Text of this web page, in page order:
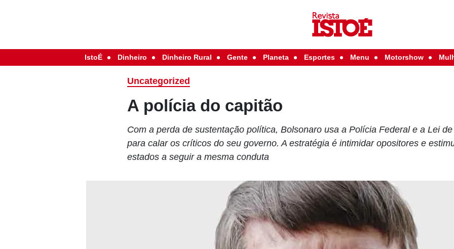
IstoÉ Dinheiro Dinheiro Rural Gente Planeta Esportes Menu Motorshow
Uncategorized
A polícia do capitão
Com a perda de sustentação política, Bolsonaro usa a Polícia Federal e a Lei
para calar os críticos do seu governo. A estratégia é intimidar opositores e
estados a seguir a mesma conduta